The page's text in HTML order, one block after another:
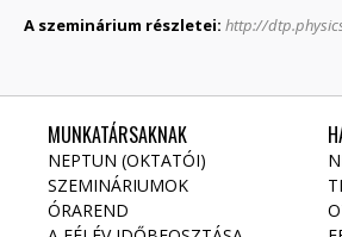
A szeminárium részletei: http://
MUNKATÁRSAKNAK
NEPTUN (OKTATÓI)
SZEMINÁRIUMOK
ÓRAREND